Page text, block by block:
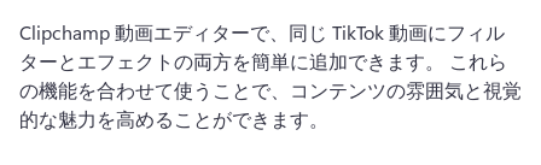
Clipchamp 動画エディターで、同じ TikTok 動画にフィル
ターとエフェクトの両方を簡単に追加できます。 これら
の機能を合わせて使うことで、コンテンツの雰囲気と視覚
的な魅力を高めることができます。